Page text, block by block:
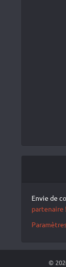
Envie de
partenaire !
©